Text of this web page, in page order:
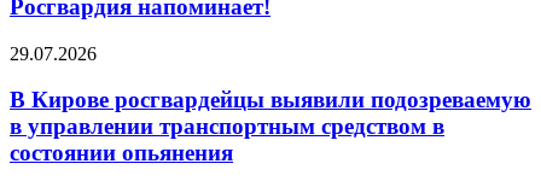
Росгвардия напоминает!
29.07.2026
В Кирове росгвардейцы выявили подозреваемую
в управлении транспортным средством в
состоянии опьянения